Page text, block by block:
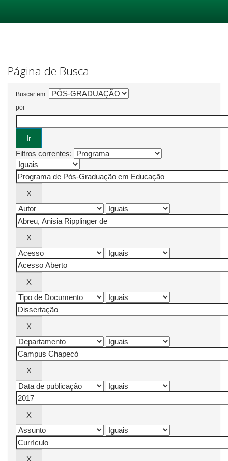
Página de Busca
Buscar em:
por
Filtros correntes: